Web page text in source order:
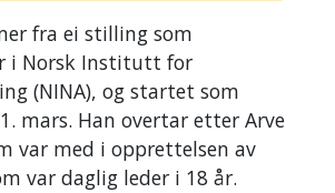
fra ei stilling som
i Norsk Institutt for
(NINA), og startet som
mars. Han overtar etter Arve
var med i opprettelsen av
var daglig leder i 18 år.